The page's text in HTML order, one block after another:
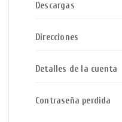
Descargas
Direcciones
Detalles de la cuenta
Contraseña perdida